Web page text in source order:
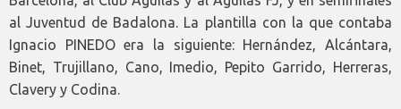
al Juventud de Badalona. La plantilla con la que contaba
Ignacio PINEDO era la siguiente: Hernández, Alcántara,
Binet, Trujillano, Cano, Imedio, Pepito Garrido, Herreras,
Clavery y Codina.